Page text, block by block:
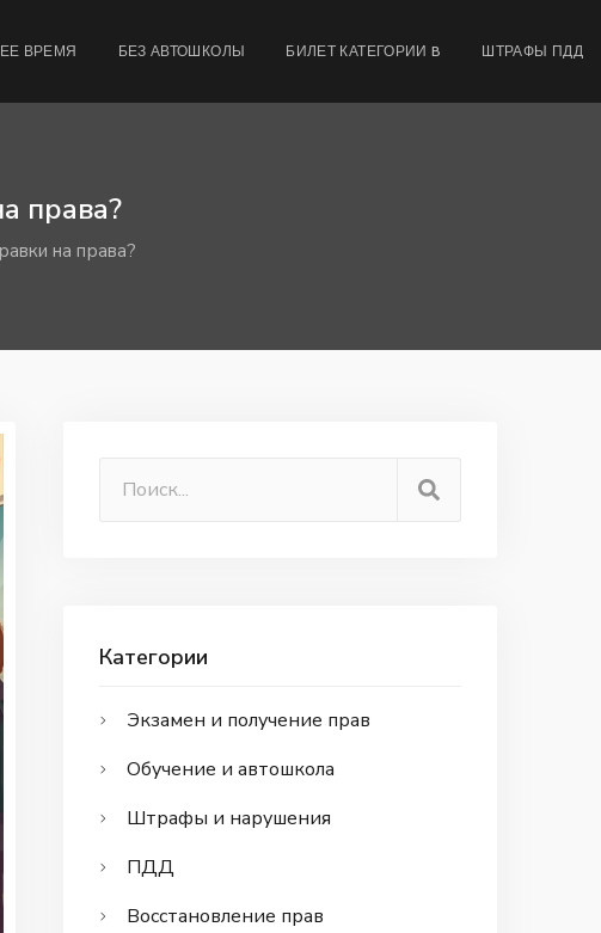
ВРЕМЯ БЕЗ АВТОШКОЛЫ БИЛЕТ КАТЕГОРИИ B ШТРАФЫ ПДД
права?
на права?
Категории
Экзамен и получение прав
Обучение и автошкола
Штрафы и нарушения
ПДД
Восстановление прав